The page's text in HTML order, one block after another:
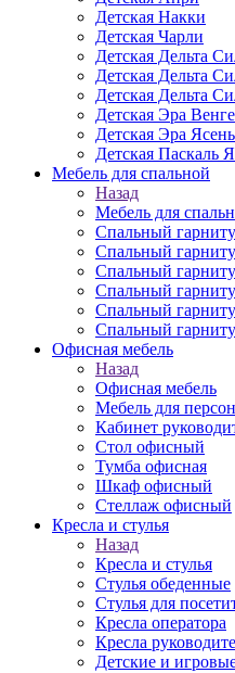
Детская Накки
Детская Чарли
Детская Дельта
Детская Дельта
Детская Дельта
Детская Эра Венге
Детская Эра
Детская Паскаль
Мебель для спальной
Назад
Мебель для
Спальный
Спальный
Спальный
Спальный
Спальный
Спальный
Офисная мебель
Назад
Офисная мебель
Мебель для
Кабинет
Стол офисный
Тумба офисная
Шкаф офисный
Стеллаж офисный
Кресла и стулья
Назад
Кресла и стулья
Стулья обеденные
Стулья для
Кресла оператора
Кресла
Детские и